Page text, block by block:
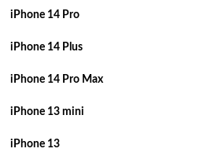
iPhone 14 Pro
iPhone 14 Plus
iPhone 14 Pro Max
iPhone 13 mini
iPhone 13